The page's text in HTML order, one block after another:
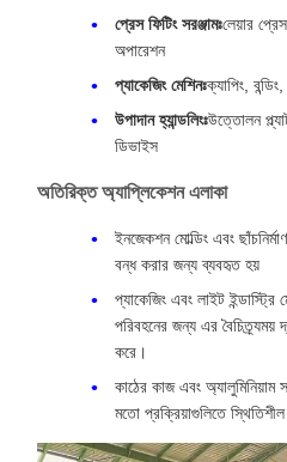
প্রেস ফিটিং সরঞ্জামঃলেয়ার
অপারেশন
প্যাকেজিং মেশিনঃক্যাপিং,
উপাদান হ্যান্ডলিংঃউত্তোলন
ডিভাইস
অতিরিক্ত অ্যাপ্লিকেশন এলাকা
ইনজেকশন মোল্ডিং এবং
বন্ধ করার জন্য ব্যবহৃত হয়
প্যাকেজিং এবং লাইট
পরিবহনের জন্য এর বৈচিত্র্যময়
করে।
কাঠের কাজ এবং অ্যালুমিনিয়াম
মতো প্রক্রিয়াগুলিতে